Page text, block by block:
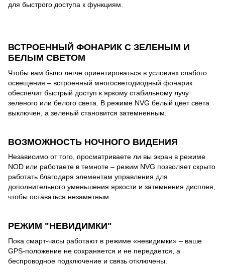
для быстрого доступа к функциям.
ВСТРОЕННЫЙ ФОНАРИК С ЗЕЛЕНЫМ И
БЕЛЫМ СВЕТОМ
Чтобы вам было легче ориентироваться в условиях слабого
освещения – встроенный многосветодиодный фонарик
обеспечит быстрый доступ к яркому стабильному лучу
зеленого или белого света. В режиме NVG белый цвет света
выключен, а зеленый становится затемненным.
ВОЗМОЖНОСТЬ НОЧНОГО ВИДЕНИЯ
Независимо от того, просматриваете ли вы экран в режиме
NOD или работаете в темноте – режим NVG позволяет скрыто
работать благодаря элементам управления для
дополнительного уменьшения яркости и затемнения дисплея,
чтобы оставаться незаметным.
РЕЖИМ "НЕВИДИМКИ"
Пока смарт-часы работают в режиме «невидимки» – ваше
GPS-положение не сохраняется и не передается, а
беспроводное подключение и связь отключены.